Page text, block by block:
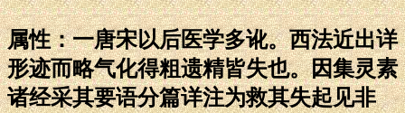
属性：一唐宋以后医学多讹。西法近出详
形迹而略气化得粗遗精皆失也。因集灵素
诸经采其要语分篇详注为救其失起见非